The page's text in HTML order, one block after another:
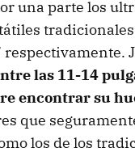
una parte los
las 11-14
encontrar su
que
los de los